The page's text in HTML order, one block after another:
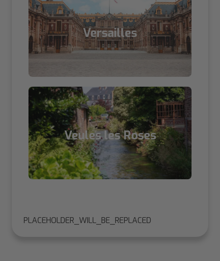
Versailles
Veules les Roses
PLACEHOLDER_WILL_BE_REPLACED